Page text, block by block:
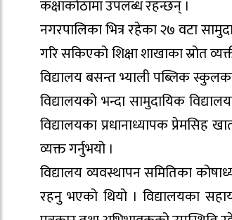
कक्षाकोठामा उपलब्ध रहन्छन् ।
नगरपालिका भित्र रहेका २७ वटा
गरि सकिएको शिक्षा शाखाका स्रोत
विद्यालय बसन्त भ्याली पब्लिक
विद्यालयको भन्दा सामुदायिक
विद्यालयका प्रधानाध्यापक प्रेमसिह
व्यक्त गर्नुभयो ।
विद्यालय व्यवस्थापन समितिका
रहनु भएको थियो । विद्यालयका